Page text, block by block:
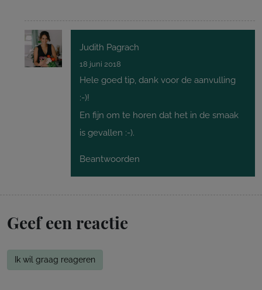
Judith Pagrach
18 juni 2018
Hele goed tip, dank voor de aanvulling
:-)!
En fijn om te horen dat het in de smaak
is gevallen :-).
Beantwoorden
Geef een reactie
Ik wil graag reageren